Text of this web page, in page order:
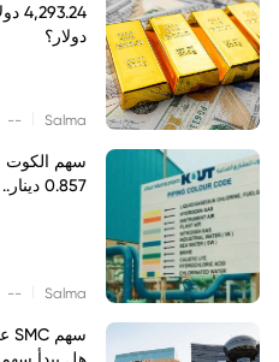
دولار؟
Salma
--
0.857 دينار.. هل تبدأ مرحلة تعافٍ جديدة؟
Salma
--